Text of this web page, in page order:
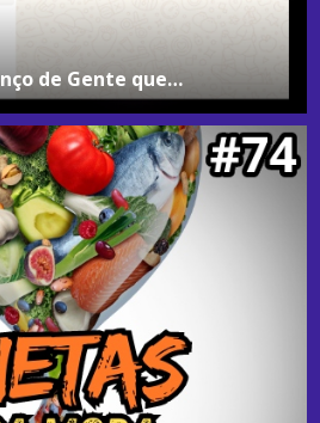
de Gente que…